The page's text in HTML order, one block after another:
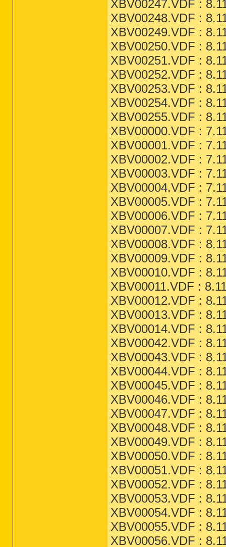
XBV00247.VDF :
XBV00248.VDF :
XBV00249.VDF :
XBV00250.VDF :
XBV00251.VDF :
XBV00252.VDF :
XBV00253.VDF :
XBV00254.VDF :
XBV00255.VDF :
XBV00000.VDF :
XBV00001.VDF :
XBV00002.VDF :
XBV00003.VDF :
XBV00004.VDF :
XBV00005.VDF :
XBV00006.VDF :
XBV00007.VDF :
XBV00008.VDF :
XBV00009.VDF :
XBV00010.VDF :
XBV00011.VDF :
XBV00012.VDF :
XBV00013.VDF :
XBV00014.VDF :
XBV00042.VDF :
XBV00043.VDF :
XBV00044.VDF :
XBV00045.VDF :
XBV00046.VDF :
XBV00047.VDF :
XBV00048.VDF :
XBV00049.VDF :
XBV00050.VDF :
XBV00051.VDF :
XBV00052.VDF :
XBV00053.VDF :
XBV00054.VDF :
XBV00055.VDF :
XBV00056.VDF :